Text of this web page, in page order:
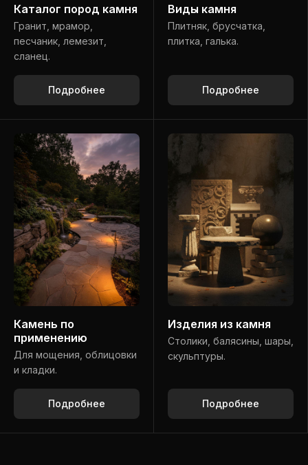
Каталог пород камня
Гранит, мрамор,
песчаник, лемезит,
сланец.
Подробнее
Виды камня
Плитняк, брусчатка,
плитка, галька.
Подробнее
Камень по
применению
Для мощения, облицовки
и кладки.
Подробнее
Изделия из камня
Столики, балясины, шары,
скульптуры.
Подробнее